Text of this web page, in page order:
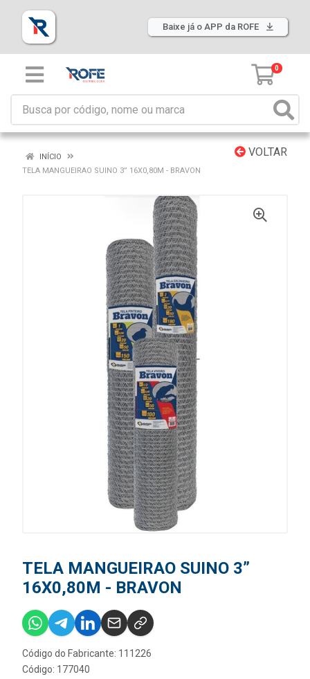
Baixe já o APP da ROFE
0
VOLTAR
INÍCIO
TELA MANGUEIRAO SUINO 3” 16X0,80M - BRAVON
TELA MANGUEIRAO SUINO 3”
16X0,80M - BRAVON
Código do Fabricante: 111226
Código: 177040